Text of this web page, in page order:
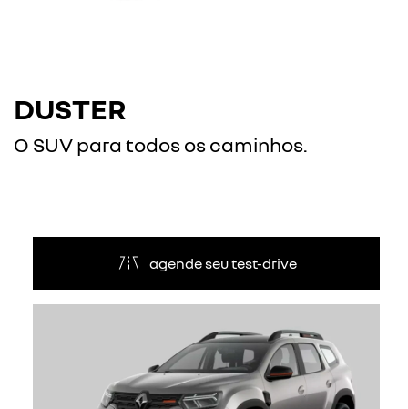
DUSTER
O SUV para todos os caminhos.
agende seu test-drive